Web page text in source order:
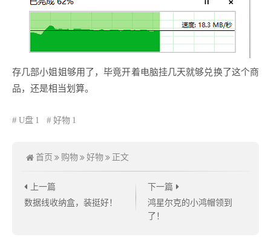
存几部小姐姐够用了，毕竟开着电脑挂几天就够兑换了这个商
品，还是相当划算。
U盘 1 好物 1
首页 购物 好物 正文
上一篇
数据线收纳盒，装挺好！
下一篇
鸿星尔克的小鸿帽领到
了！